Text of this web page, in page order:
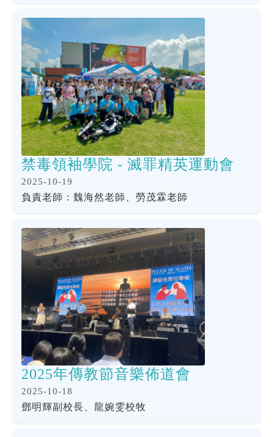
禁毒領袖學院 - 滅罪精英運動會
2025-10-19
負責老師：魏海然老師、勞茂霖老師
2025年傳教節音樂佈道會
2025-10-18
鄧明輝副校長、龍婉雯校牧